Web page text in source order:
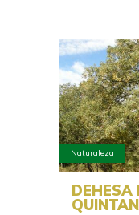
Naturaleza
DEHESA